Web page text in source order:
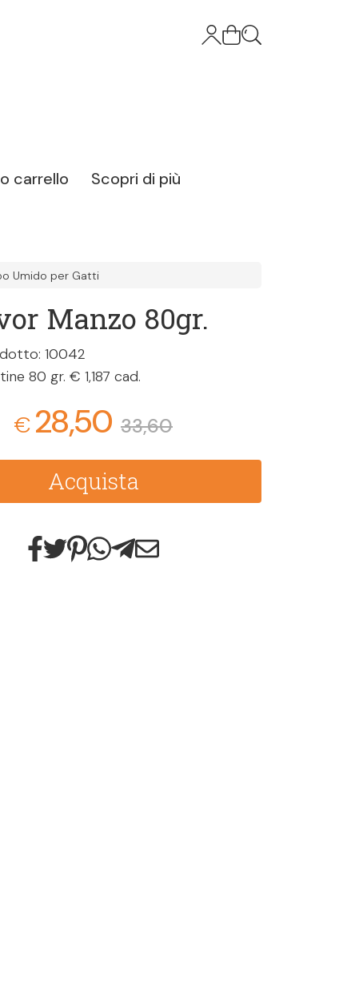
carrello Scopri di più
Umido per Gatti
Manzo 80gr.
10042
80 gr. € 1,187 cad.
€28,50 33,60
Acquista